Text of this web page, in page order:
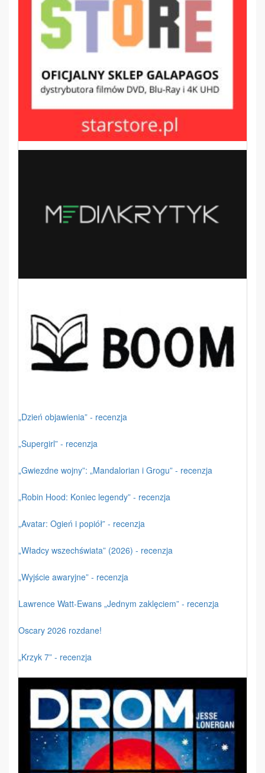
„Dzień objawienia” - recenzja
„Supergirl” - recenzja
„Gwiezdne wojny”: „Mandalorian i Grogu” - recenzja
„Robin Hood: Koniec legendy” - recenzja
„Avatar: Ogień i popiół” - recenzja
„Władcy wszechświata” (2026) - recenzja
„Wyjście awaryjne” - recenzja
Lawrence Watt-Ewans „Jednym zaklęciem” - recenzja
Oscary 2026 rozdane!
„Krzyk 7” - recenzja